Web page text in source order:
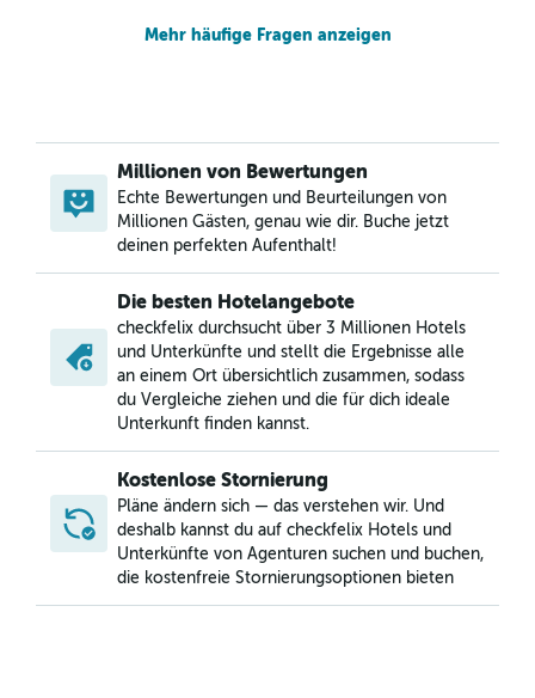
Mehr häufige Fragen anzeigen
Millionen von Bewertungen
Echte Bewertungen und Beurteilungen von
Millionen Gästen, genau wie dir. Buche jetzt
deinen perfekten Aufenthalt!
Die besten Hotelangebote
checkfelix durchsucht über 3 Millionen Hotels
und Unterkünfte und stellt die Ergebnisse alle
an einem Ort übersichtlich zusammen, sodass
du Vergleiche ziehen und die für dich ideale
Unterkunft finden kannst.
Kostenlose Stornierung
Pläne ändern sich — das verstehen wir. Und
deshalb kannst du auf checkfelix Hotels und
Unterkünfte von Agenturen suchen und buchen,
die kostenfreie Stornierungsoptionen bieten